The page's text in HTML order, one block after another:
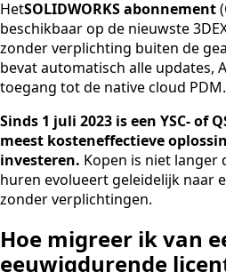
HetSOLIDWORKS abonnement
beschikbaar op de nieuwste
zonder verplichting buiten de
bevat automatisch alle updates,
toegang tot de native cloud PDM.
Sinds 1 juli 2023 is een YSC- of
meest kosteneffectieve
investeren. Kopen is niet langer
huren evolueert geleidelijk naar
zonder verplichtingen.
Hoe migreer ik van
eeuwigdurende